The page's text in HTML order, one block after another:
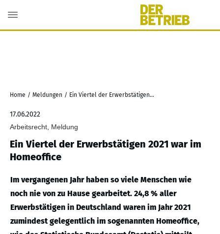
Home / Meldungen / Ein Viertel der Erwerbstätigen 2021 war im Homeoffice
17.06.2022
Arbeitsrecht, Meldung
Ein Viertel der Erwerbstätigen 2021 war im
Homeoffice
Im vergangenen Jahr haben so viele Menschen wie
noch nie von zu Hause gearbeitet. 24,8 % aller
Erwerbstätigen in Deutschland waren im Jahr 2021
zumindest gelegentlich im sogenannten Homeoffice,